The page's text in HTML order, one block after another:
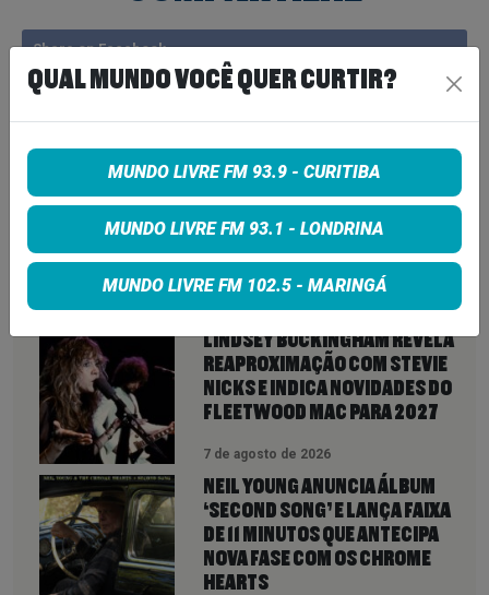
Share on Facebook
Share on Google+
VEJA TAMBÉM
LINDSEY BUCKINGHAM REVELA
REAPROXIMAÇÃO COM STEVIE
NICKS E INDICA NOVIDADES DO
FLEETWOOD MAC PARA 2027
7 de agosto de 2026
NEIL YOUNG ANUNCIA ÁLBUM
‘SECOND SONG’ E LANÇA FAIXA
DE 11 MINUTOS QUE ANTECIPA
NOVA FASE COM OS CHROME
HEARTS
QUAL MUNDO VOCÊ QUER CURTIR?
MUNDO LIVRE FM 93.9 - CURITIBA
MUNDO LIVRE FM 93.1 - LONDRINA
MUNDO LIVRE FM 102.5 - MARINGÁ